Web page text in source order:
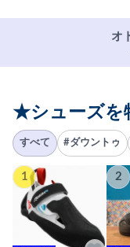
オ
★シューズを
すべて #ダウントゥ
1 2